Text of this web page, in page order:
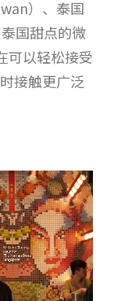
）、泰国
国甜点的微
可以轻松接受
接触更广泛